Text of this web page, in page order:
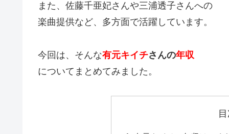
また、佐藤千亜妃さんや三浦透子さんへの
楽曲提供など、多方面で活躍しています。
今回は、そんな有元キイチさんの年収
についてまとめてみました。